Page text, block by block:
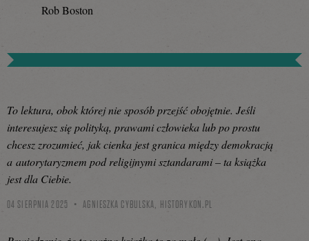
Rob Boston
To lektura, obok której nie sposób przejść obojętnie. Jeśli
interesujesz się polityką, prawami człowieka lub po prostu
chcesz zrozumieć, jak cienka jest granica między demokracją
a autorytaryzmem pod religijnymi sztandarami – ta książka
jest dla Ciebie.
04 SIERPNIA 2025 AGNIESZKA CYBULSKA, HISTORYKON.PL